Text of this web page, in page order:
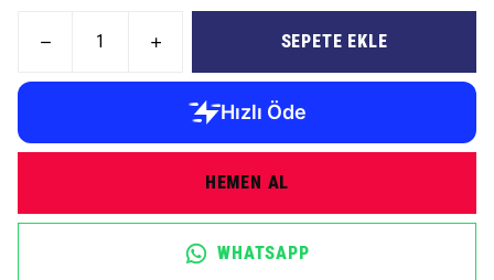
SEPETE EKLE
HEMEN AL
WHATSAPP